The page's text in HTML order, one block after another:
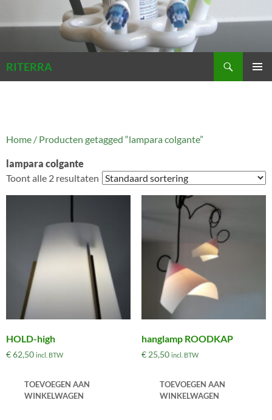
RITERRA
Home / Producten getagged “lampara colgante”
lampara colgante
Toont alle 2 resultaten
HOLD-high
€62,50 incl. BTW
TOEVOEGEN AAN
WINKELWAGEN
hanglamp ROODKAP
€25,50 incl. BTW
TOEVOEGEN AAN
WINKELWAGEN